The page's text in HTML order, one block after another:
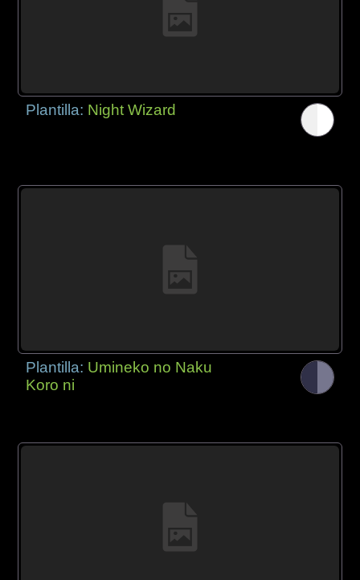
Plantilla: Night Wizard
Plantilla: Umineko no Naku
Koro ni